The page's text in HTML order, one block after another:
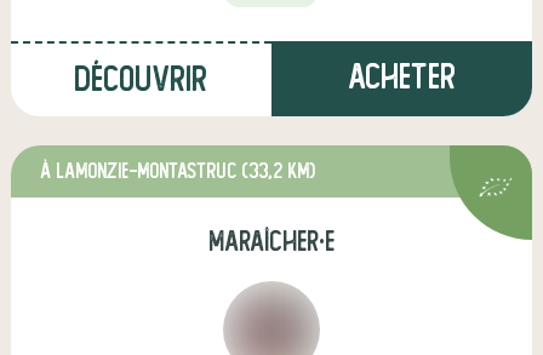
Découvrir Acheter
à lamonzie-montastruc (33,2 km)
maraîcher·e